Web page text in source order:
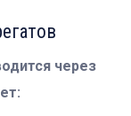
через